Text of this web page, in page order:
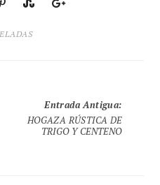
Entrada Antigua:
HOGAZA RÚSTICA DE
TRIGO Y CENTENO